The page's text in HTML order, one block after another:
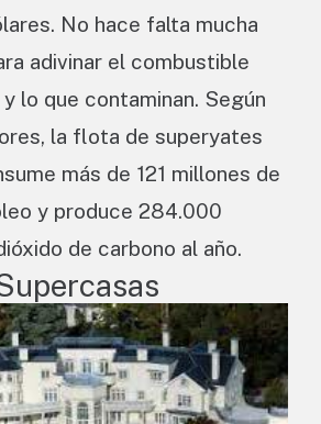
No hace falta mucha
adivinar el combustible
lo que contaminan. Según
la flota de superyates
más de 121 millones de
y produce 284.000
de carbono al año.